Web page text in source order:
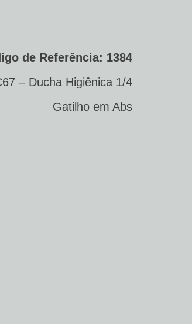
de Referência: 1384
– Ducha Higiênica 1/4
Gatilho em Abs